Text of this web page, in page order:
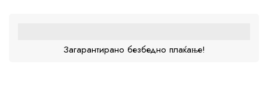
Загарантирано безбедно плаќање!